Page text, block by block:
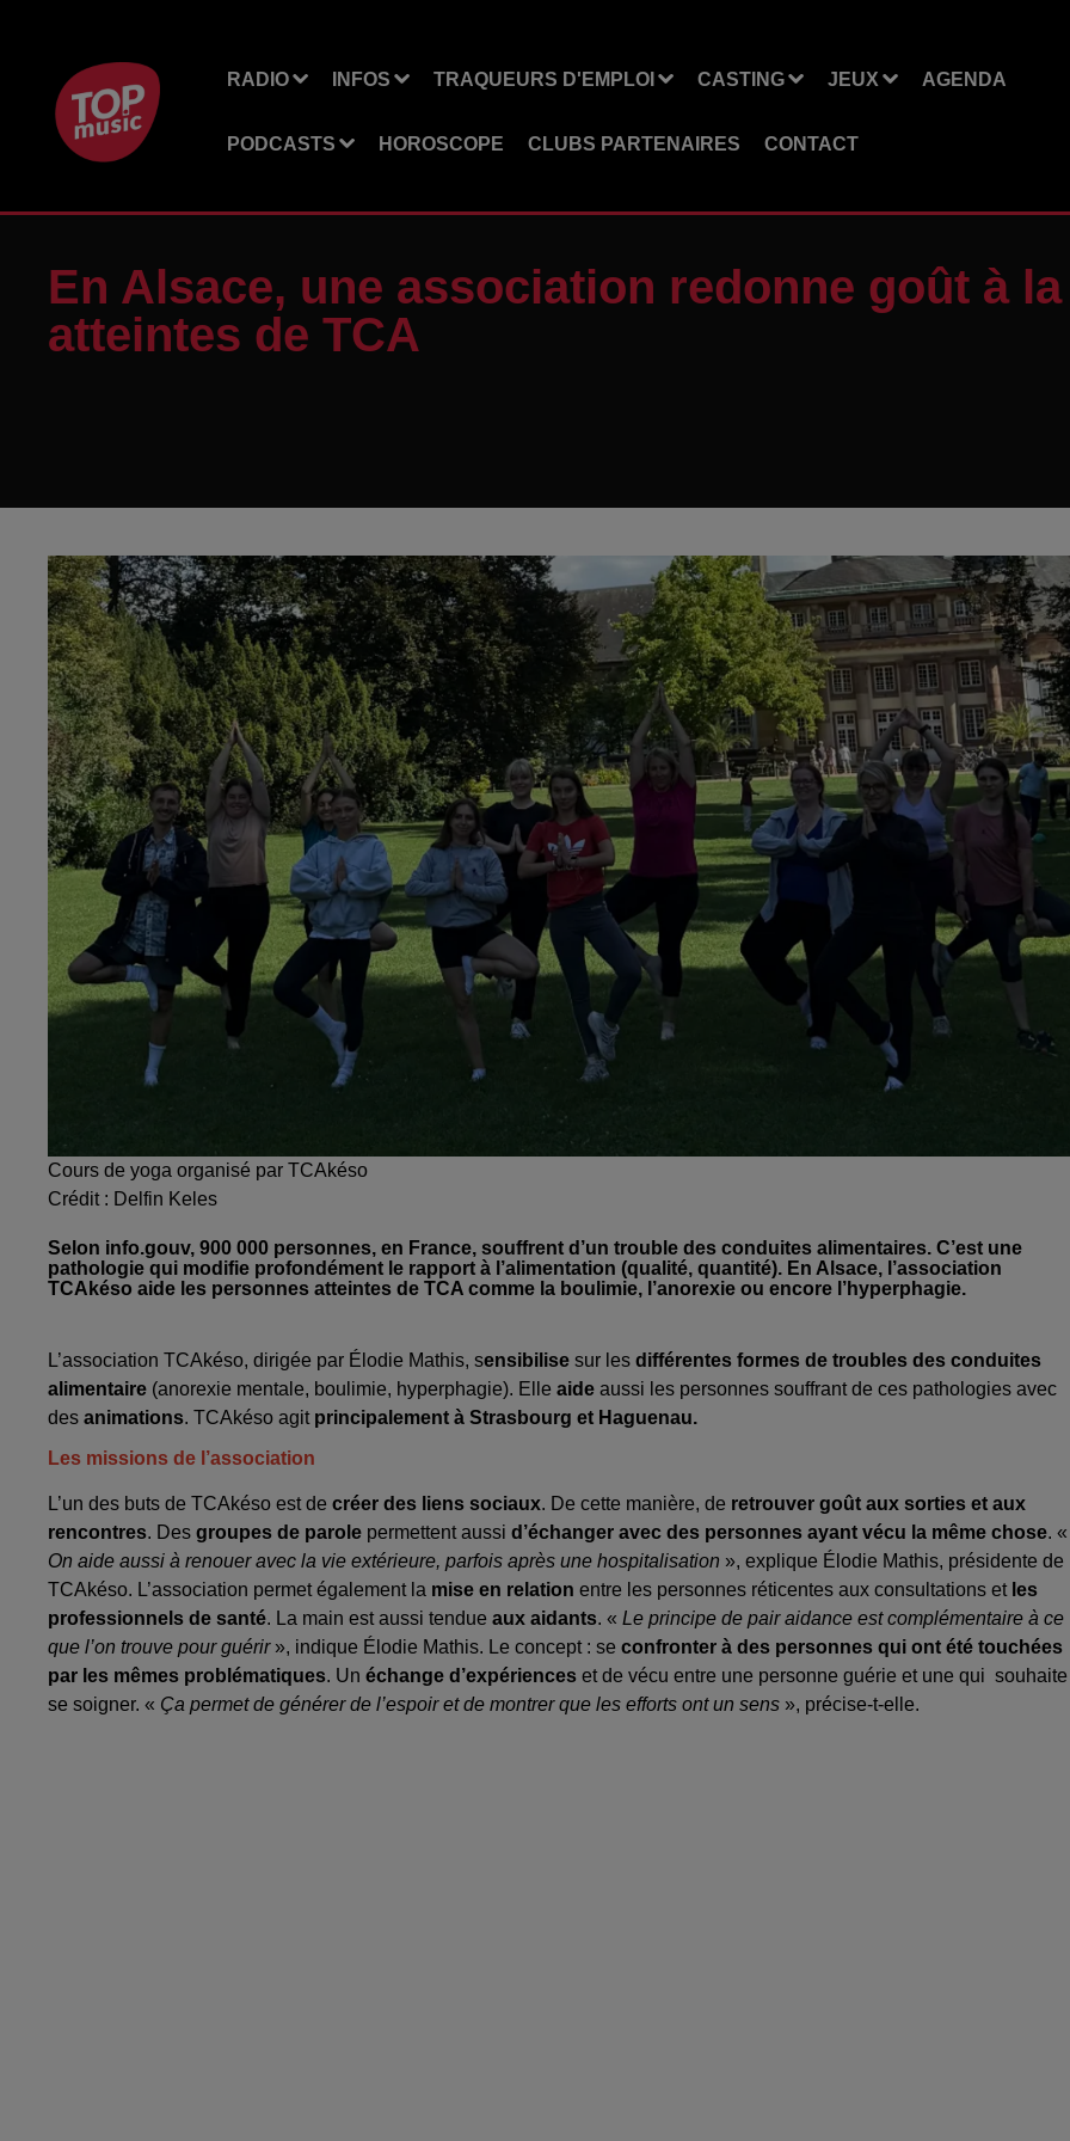
RADIO INFOS TRAQUEURS D'EMPLOI CASTING JEUX AGENDA
PODCASTS HOROSCOPE CLUBS PARTENAIRES CONTACT
En Alsace, une association redonne goût à
atteintes de TCA
Cours de yoga organisé par TCAkéso
Crédit : Delfin Keles
Selon info.gouv, 900 000 personnes, en France, souffrent d’un trouble des conduites alimentaires. C’est une
pathologie qui modifie profondément le rapport à l’alimentation (qualité, quantité). En Alsace, l’association
TCAkéso aide les personnes atteintes de TCA comme la boulimie, l’anorexie ou encore l’hyperphagie.
L’association TCAkéso, dirigée par Élodie Mathis, sensibilise sur les différentes formes de troubles des conduites
alimentaire (anorexie mentale, boulimie, hyperphagie). Elle aide aussi les personnes souffrant de ces pathologies avec
des animations. TCAkéso agitprincipalement à Strasbourg et Haguenau.
Les missions de l’association
L’un des buts de TCAkéso est de créer des liens sociaux. De cette manière, de retrouver goût aux sorties et aux
rencontres. Des groupes de parole permettent aussi d’échanger avec des personnes ayant vécu la même chose. «
On aide aussi à renouer avec la vie extérieure, parfois après une hospitalisation », explique Élodie Mathis, présidente de
TCAkéso. L’association permet également la mise en relation entre les personnes réticentes aux consultations et les
professionnels de santé. La main est aussi tendue aux aidants. « Le principe de pair aidance est complémentaire à ce
que l’on trouve pour guérir », indique Élodie Mathis. Le concept : se confronter à des personnes qui ont été touchées
par les mêmes problématiques. Un échange d’expériences et de vécu entre une personne guérie et une qui souhaite
se soigner. « Ça permet de générer de l’espoir et de montrer que les efforts ont un sens », précise-t-elle.